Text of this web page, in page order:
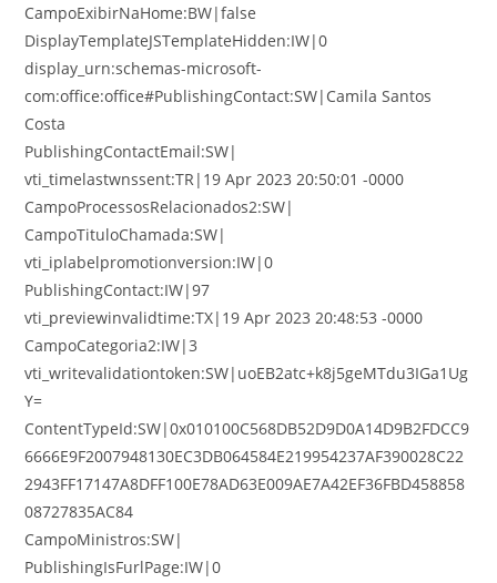
CampoExibirNaHome:BW|false
DisplayTemplateJSTemplateHidden:IW|0
display_urn:schemas-microsoft-
com:office:office#PublishingContact:SW|Camila Santos
Costa
PublishingContactEmail:SW|
vti_timelastwnssent:TR|19 Apr 2023 20:50:01 -0000
CampoProcessosRelacionados2:SW|
CampoTituloChamada:SW|
vti_iplabelpromotionversion:IW|0
PublishingContact:IW|97
vti_previewinvalidtime:TX|19 Apr 2023 20:48:53 -0000
CampoCategoria2:IW|3
vti_writevalidationtoken:SW|uoEB2atc+k8j5geMTdu3IGa1Ug
Y=
ContentTypeId:SW|0x010100C568DB52D9D0A14D9B2FDCC9
6666E9F2007948130EC3DB064584E219954237AF390028C22
2943FF17147A8DFF100E78AD63E009AE7A42EF36FBD458858
08727835AC84
CampoMinistros:SW|
PublishingIsFurlPage:IW|0